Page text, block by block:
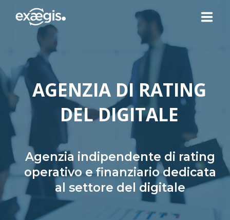
CHI SIAMO
LE NOSTRE OFFERTE
CONTATTI
SPAZIO CLIENTE
Agenzia indipendente di rating
operativo e finanziario dedicata
al settore del digitale
AGENZIA DI RATING
DEL DIGITALE